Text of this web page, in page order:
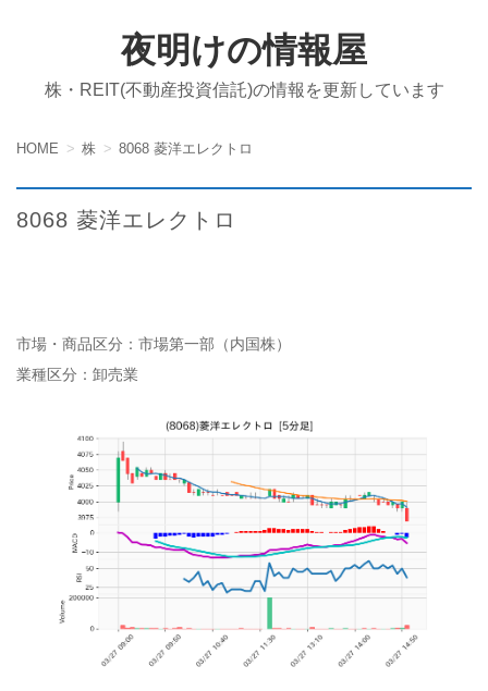
夜明けの情報屋
株・REIT(不動産投資信託)の情報を更新しています
HOME 株 8068 菱洋エレクトロ
8068 菱洋エレクトロ
市場・商品区分：市場第一部（内国株）
業種区分：卸売業